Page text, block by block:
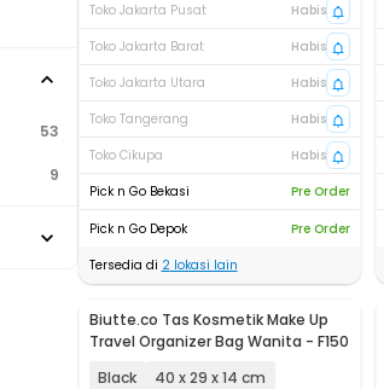
53
9
Toko Jakarta Pusat
Habis
Toko Jakarta Barat
Habis
Toko Jakarta Utara
Habis
Toko Tangerang
Habis
Toko Cikupa
Habis
Pick n Go Bekasi
Pre Order
Pick n Go Depok
Pre Order
Tersedia di 2lokasi lain
Biutte.co Tas Kosmetik Make Up
Travel Organizer Bag Wanita - F150
Black
40 x 29 x 14 cm